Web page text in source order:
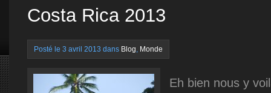
Costa Rica 2013
Posté le 3 avril 2013 dans Blog, Monde
Eh bien nous y